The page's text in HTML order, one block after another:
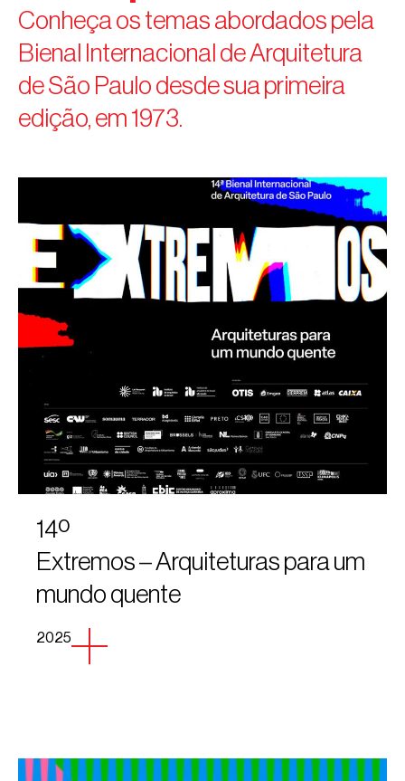
Conheça os temas abordados pela
Bienal Internacional de Arquitetura
de São Paulo desde sua primeira
edição, em 1973.
14º
Extremos – Arquiteturas para um
mundo quente
2025